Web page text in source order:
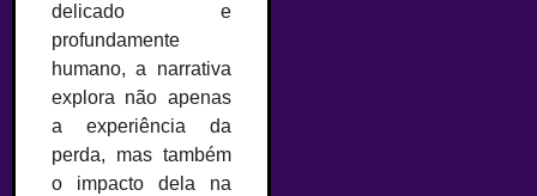
delicado e
profundamente
humano, a narrativa
explora não apenas
a experiência da
perda, mas também
o impacto dela na